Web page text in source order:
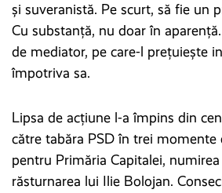
și suveranistă. Pe scurt, să fie un
Cu substanță, nu doar în
de mediator, pe care-l prețuiește
împotriva sa.
Lipsa de acțiune l-a împins din
către tabăra PSD în trei momente
pentru Primăria Capitalei,
răsturnarea lui Ilie Bolojan.